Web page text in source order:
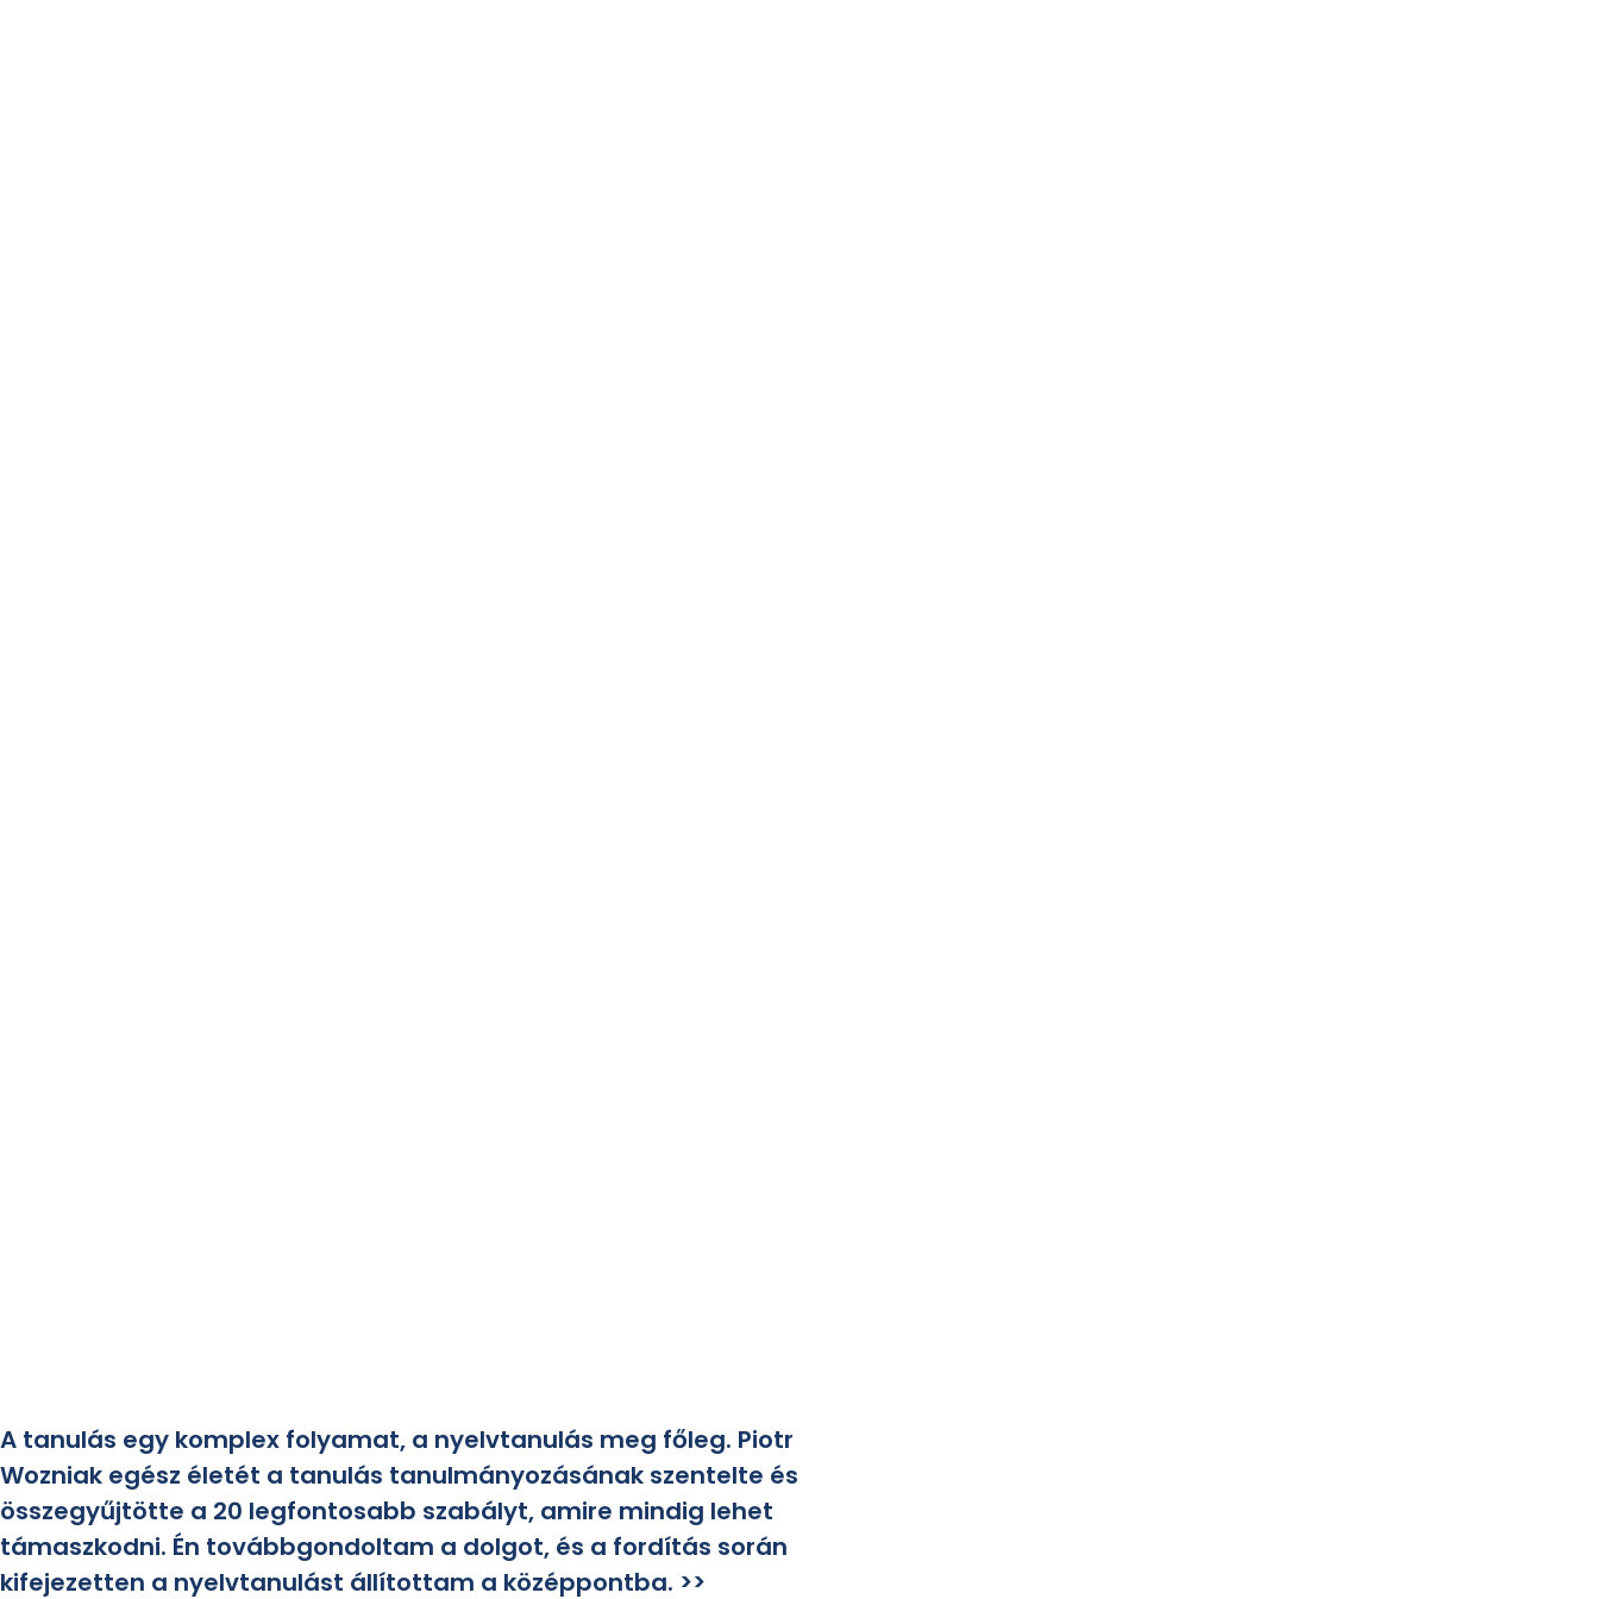
A tanulás egy komplex folyamat, a nyelvtanulás meg főleg. Piotr
Wozniak egész életét a tanulás tanulmányozásának szentelte és
összegyűjtötte a 20 legfontosabb szabályt, amire mindig lehet
támaszkodni. Én továbbgondoltam a dolgot, és a fordítás során
kifejezetten a nyelvtanulást állítottam a középpontba. >>